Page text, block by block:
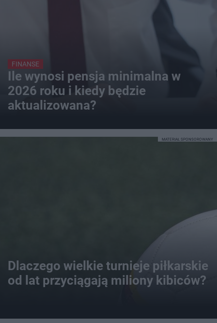
FINANSE
Ile wynosi pensja minimalna w
2026 roku i kiedy będzie
aktualizowana?
Dlaczego wielkie turnieje piłkarskie
od lat przyciągają miliony kibiców?
MATERIAŁ SPONSOROWANY